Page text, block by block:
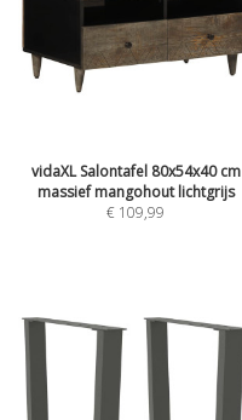
vidaXL Salontafel 80x54x40 cm
massief mangohout lichtgrijs
€ 109,99